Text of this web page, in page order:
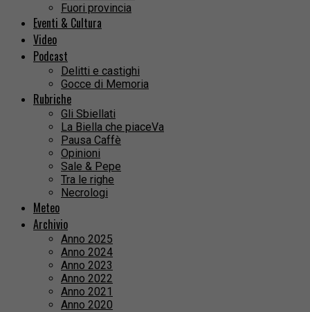
Fuori provincia
Eventi & Cultura
Video
Podcast
Delitti e castighi
Gocce di Memoria
Rubriche
Gli Sbiellati
La Biella che piaceVa
Pausa Caffè
Opinioni
Sale & Pepe
Tra le righe
Necrologi
Meteo
Archivio
Anno 2025
Anno 2024
Anno 2023
Anno 2022
Anno 2021
Anno 2020